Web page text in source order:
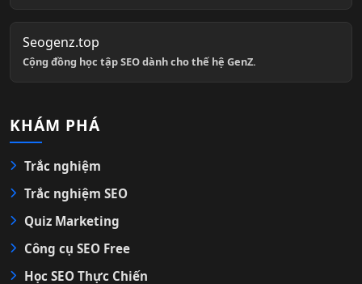
Seogenz.top
Cộng đồng học tập SEO dành cho thế hệ GenZ.
KHÁM PHÁ
Trắc nghiệm
Trắc nghiệm SEO
Quiz Marketing
Công cụ SEO Free
Học SEO Thực Chiến